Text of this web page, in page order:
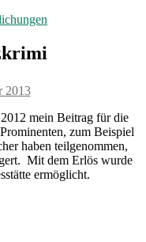
2013
mein Beitrag für die
zum Beispiel
haben teilgenommen,
Mit dem Erlös wurde
ermöglicht.